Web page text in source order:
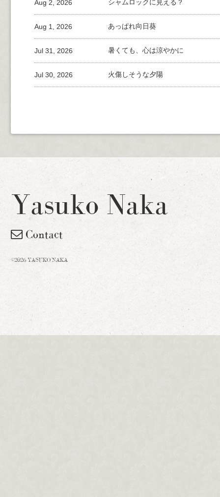
シャムロックに見える？
Aug 2, 2026
あっぱれ向日葵
Aug 1, 2026
暑くても、心は涼やかに
Jul 31, 2026
火傷しそうな夕陽
Jul 30, 2026
Yasuko Naka
Contact
©2026 YASUKO NAKA